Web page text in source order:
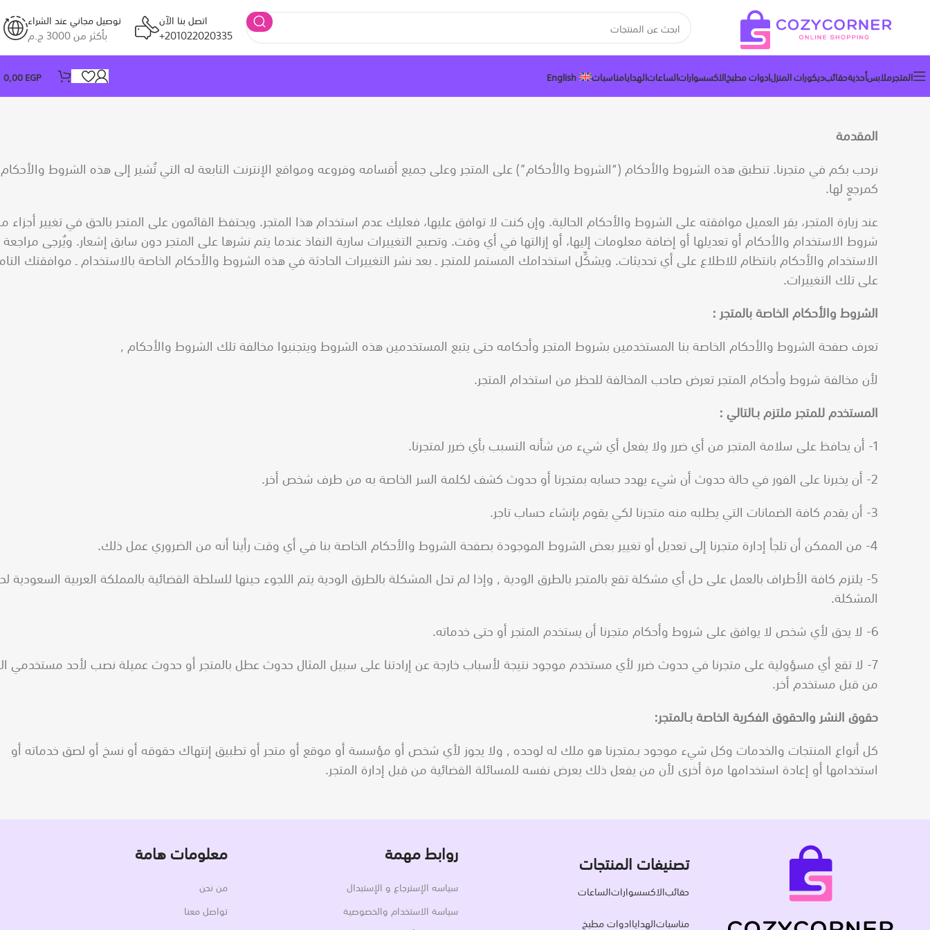
اتصل بنا الآن
201022020335+
توصيل مجاني عند الشراء
بأكثر من 3000 ج.م
المتجرملابسأحذيةحقائبديكورات المنزلادوات مطبخالاكسسواراتالساعاتالهدايامناسبات English
0,00EGP
المقدمة
نرحب بكم في متجرنا. تنطبق هذه الشروط والأحكام (“الشروط والأحكام”) على المتجر وعلى جميع أقسامه وفروعه ومواقع الإنترنت التابعة له التي تُشير إلى هذه الشروط والأحكام
كمرجعٍ لها.
عند زيارة المتجر، يقر العميل موافقته على الشروط والأحكام الحالية. وإن كنت لا توافق عليها، فعليك عدم استخدام هذا المتجر. ويحتفظ القائمون على المتجر بالحق في تغيير أجزاء
شروط الاستخدام والأحكام أو تعديلها أو إضافة معلومات إليها، أو إزالتها في أي وقت. وتصبح التغييرات سارية النفاذ عندما يتم نشرها على المتجر دون سابق إشعار. ويُرجى
الاستخدام والأحكام بانتظام للاطلاع على أي تحديثات. ويشكِّل استخدامك المستمر للمتجر ـ بعد نشر التغييرات الحادثة في هذه الشروط والأحكام الخاصة بالاستخدام ـ موافقتك
على تلك التغييرات.
الشروط والأحكام الخاصة بالمتجر :
تعرف صفحة الشروط والأحكام الخاصة بنا المستخدمين بشروط المتجر وأحكامه حتى يتبع المستخدمين هذه الشروط ويتجنبوا مخالفة تلك الشروط والأحكام ,
لأن مخالفة شروط وأحكام المتجر تعرض صاحب المخالفة للحظر من استخدام المتجر.
المستخدم للمتجر ملتزم بـالتالي :
1- أن يحافظ على سلامة المتجر من أي ضرر ولا يفعل أي شيء من شأنه التسبب بأي ضرر لمتجرنا.
2- أن يخبرنا على الفور في حالة حدوث أن شيء يهدد حسابه بمتجرنا أو حدوث كشف لكلمة السر الخاصة به من طرف شخص أخر.
3- أن يقدم كافة الضمانات التي يطلبه منه متجرنا لكي يقوم بإنشاء حساب تاجر.
4- من الممكن أن تلجأ إدارة متجرنا إلى تعديل أو تغيير بعض الشروط الموجودة بصفحة الشروط والأحكام الخاصة بنا في أي وقت رأينا أنه من الضروري عمل ذلك.
5- يلتزم كافة الأطراف بالعمل على حل أي مشكلة تقع بالمتجر بالطرق الودية , وإذا لم تحل المشكلة بالطرق الودية يتم اللجوء حينها للسلطة القضائية بالمملكة العربية السعودية
المشكلة.
6- لا يحق لأي شخص لا يوافق على شروط وأحكام متجرنا أن يستخدم المتجر أو حتى خدماته.
7- لا تقع أي مسؤولية على متجرنا في حدوث ضرر لأي مستخدم موجود نتيجة لأسباب خارجة عن إرادتنا على سبيل المثال حدوث عطل بالمتجر أو حدوث عميلة نصب لأحد مستخدمي
من قبل مستخدم أخر.
حقوق النشر والحقوق الفكرية الخاصة بـالمتجر:
كل أنواع المنتجات والخدمات وكل شيء موجود بـمتجرنا هو ملك له لوحده , ولا يجوز لأي شخص أو مؤسسة أو موقع أو متجر أو تطبيق إنتهاك حقوقه أو نسخ أو لصق خدماته أو
استخدامها أو إعادة استخدامها مرة أخرى لأن من يفعل ذلك يعرض نفسه للمسائلة القضائية من قبل إدارة المتجر.
تصنيفات المنتجات
حقائبالاكسسواراتالساعات
مناسباتالهداياادوات مطبخ
روابط مهمة
سياسه الإسترجاع و الإستبدال
سياسة الاستخدام والخصوصية
معلومات هامة
من نحن
تواصل معنا